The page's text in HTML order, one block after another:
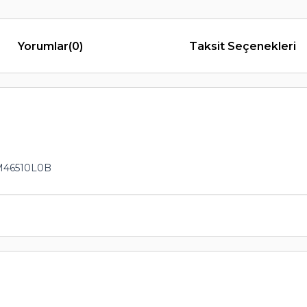
Yorumlar(0) Taksit Seçenekleri